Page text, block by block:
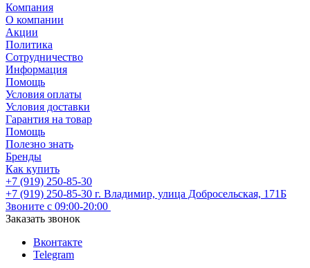
Компания
О компании
Акции
Политика
Сотрудничество
Информация
Помощь
Условия оплаты
Условия доставки
Гарантия на товар
Помощь
Полезно знать
Бренды
Как купить
+7 (919) 250-85-30
+7 (919) 250-85-30 г. Владимир, улица Добросельская, 171Б
Звоните с 09:00-20:00
Заказать звонок
Вконтакте
Telegram